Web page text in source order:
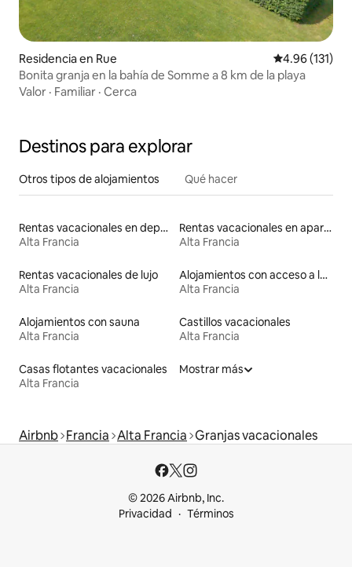
Residencia en Rue Calificación
4.96 (131)
Bonita granja en la bahía de Somme a 8 km de la playa
Valor · Familiar · Cerca
Destinos para explorar
Otros tipos de alojamientos Qué hacer
Rentas vacacionales en departamentos con cama de altura accesible
Alta Francia
Rentas vacacionales en apartoteles
Alta Francia
Rentas vacacionales de lujo
Alta Francia
Alojamientos con acceso a las pistas de esquí
Alta Francia
Alojamientos con sauna
Alta Francia
Castillos vacacionales
Alta Francia
Casas flotantes vacacionales
Alta Francia
Mostrar más
Airbnb Francia Alta Francia Granjas vacacionales
© 2026 Airbnb, Inc.
Privacidad
Términos